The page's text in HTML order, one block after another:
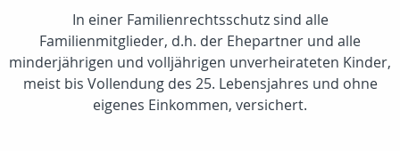
In einer Familienrechtsschutz sind alle
Familienmitglieder, d.h. der Ehepartner und alle
minderjährigen und volljährigen unverheirateten Kinder,
meist bis Vollendung des 25. Lebensjahres und ohne
eigenes Einkommen, versichert.